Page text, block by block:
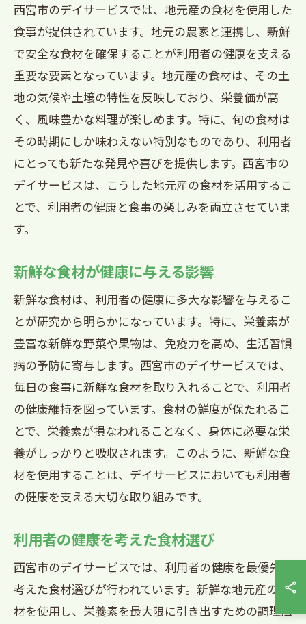
西宮市のデイサービスでは、地元産の食材を使用した
食事が提供されています。地元の農家と連携し、新鮮
で安全な食材を確保することが利用者の健康を支える
重要な要素となっています。地元産の食材は、その土
地の気候や土壌の特性を反映しており、栄養価が高
く、風味豊かな料理が楽しめます。特に、旬の食材は
その時期にしか味わえない特別なものであり、利用者
にとっても新たな発見や喜びを提供します。西宮市の
デイサービスは、こうした地元産の食材を活用するこ
とで、利用者の健康と食事の楽しみを両立させていま
す。
新鮮な食材が健康に与える影響
新鮮な食材は、利用者の健康に多大な影響を与えるこ
とが研究から明らかになっています。特に、栄養素が
豊富な新鮮な野菜や果物は、免疫力を高め、生活習慣
病の予防に寄与します。西宮市のデイサービスでは、
毎日の食事に新鮮な食材を取り入れることで、利用者
の健康維持を図っています。食材の鮮度が保たれるこ
とで、栄養素が損なわれることなく、身体に必要な栄
養がしっかりと吸収されます。このように、新鮮な食
材を使用することは、デイサービスにおいても利用者
の健康を支える大切な取り組みです。
利用者の健康を考えた食材選び
西宮市のデイサービスでは、利用者の健康を最優先に
考えた食材選びが行われています。新鮮な地元産の食
材を使用し、栄養素を最大限に引き出すための調理法